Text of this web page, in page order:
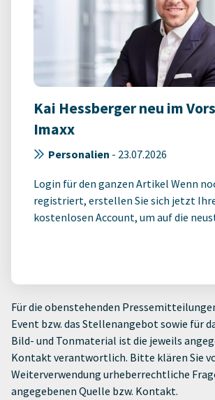
Kai Hessberger neu im
Imaxx
Personalien - 23.07.2026
Login für den ganzen Artikel Wenn
registriert, erstellen Sie sich jetzt
kostenlosen Account, um auf die
Für die obenstehenden
Event bzw. das Stellenangebot sowie für
Bild- und Tonmaterial ist die jeweils
Kontakt verantwortlich. Bitte klären Sie
Weiterverwendung urheberrechtliche
angegebenen Quelle bzw. Kontakt.